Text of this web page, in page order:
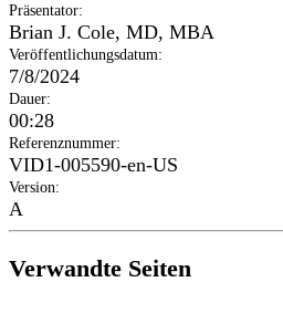
Präsentator:
Brian J. Cole, MD, MBA
Veröffentlichungsdatum:
7/8/2024
Dauer:
00:28
Referenznummer:
VID1-005590-en-US
Version:
A
Verwandte Seiten